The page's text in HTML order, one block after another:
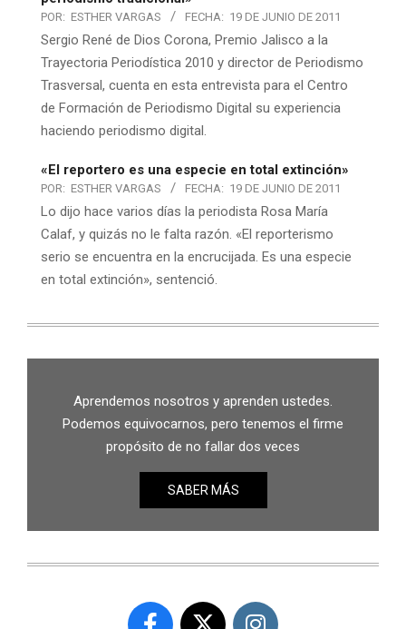
POR: ESTHER VARGAS FECHA: 19 DE JUNIO DE 2011
Sergio René de Dios Corona, Premio Jalisco a la
Trayectoria Periodística 2010 y director de Periodismo
Trasversal, cuenta en esta entrevista para el Centro
de Formación de Periodismo Digital su experiencia
haciendo periodismo digital.
«El reportero es una especie en total extinción»
POR: ESTHER VARGAS FECHA: 19 DE JUNIO DE 2011
Lo dijo hace varios días la periodista Rosa María
Calaf, y quizás no le falta razón. «El reporterismo
serio se encuentra en la encrucijada. Es una especie
en total extinción», sentenció.
Aprendemos nosotros y aprenden ustedes.
Podemos equivocarnos, pero tenemos el firme
propósito de no fallar dos veces
SABER MÁS